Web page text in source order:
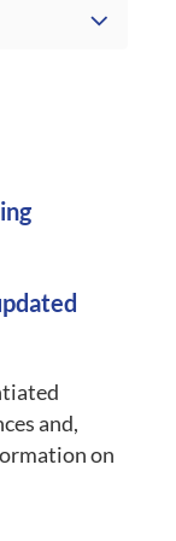
and,
on